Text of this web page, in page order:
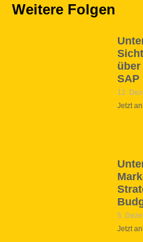
Weitere Folgen
SAP
12.
Jetzt
5.
Jetzt